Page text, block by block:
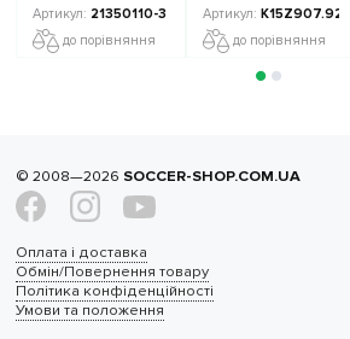
21350110-3
до порівняння
K15Z907.9221
до порівняння
© 2008—2026 SOCCER-SHOP.COM.UA
Оплата і доставка
Обмін/Повернення товару
Політика конфіденційності
Умови та положення